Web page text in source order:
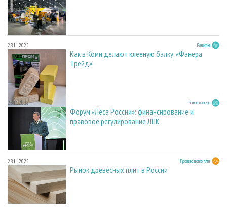
28.11.2025 Развитие
Как в Коми делают клееную балку. «Фанера
Трейд»
28.11.2025 Регион номера
Форум «Леса России»: финансирование и
правовое регулирование ЛПК
28.11.2025 Производство плит
Рынок древесных плит в России